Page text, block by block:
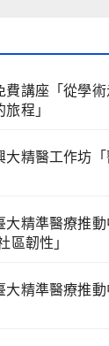
費講座「從學
程」
大精醫工作坊
大精準醫療推
區韌性」
大精準醫療推